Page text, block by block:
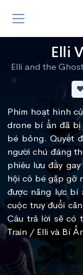
Elli
Elli and the
Phim hoạt hình
drone bí ẩn đã bị
bé bỏng. Quyết
người chú đáng
phiêu lưu đầy
hội cô bé gặp gỡ
được năng lực bí
cuộc truy đuổi
Câu trả lời sẽ có
Train / Elli và Bí